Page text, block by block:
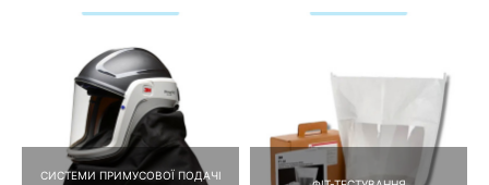
СИСТЕМИ ПРИМУСОВОЇ ПОДАЧІ